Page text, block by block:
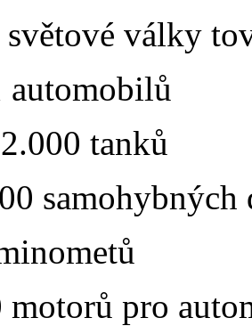
války
tanků
samohybných
motorů pro